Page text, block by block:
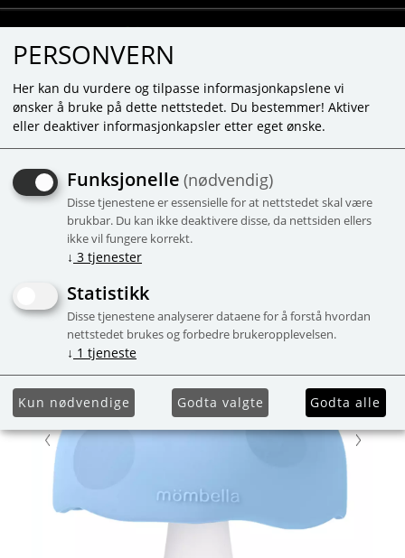
MOMBELLA MUSHROOM -
LYS BLÅ
Den populære biteleken som gir ro til
både store og små.Fra 3+ mnd
PERSONVERN
Her kan du vurdere og tilpasse informasjonkapslene vi
ønsker å bruke på dette nettstedet. Du bestemmer! Aktiver
eller deaktiver informasjonkapsler etter eget ønske.
Funksjonelle (nødvendig)
Disse tjenestene er essensielle for at nettstedet skal være
brukbar. Du kan ikke deaktivere disse, da nettsiden ellers
ikke vil fungere korrekt.
↓ 3 tjenester
Statistikk
Disse tjenestene analyserer dataene for å forstå hvordan
nettstedet brukes og forbedre brukeropplevelsen.
↓ 1 tjeneste
Kun nødvendige Godta valgte Godta alle